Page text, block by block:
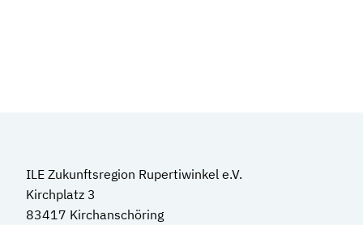
ILE Zukunftsregion Rupertiwinkel e.V.
Kirchplatz 3
83417 Kirchanschöring